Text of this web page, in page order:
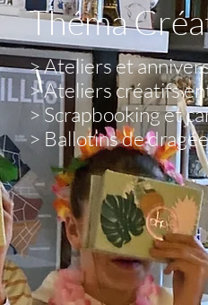
> Ateliers et
> Ateliers créatifs
> Scrapbooking et
> Ballotins de
Théma